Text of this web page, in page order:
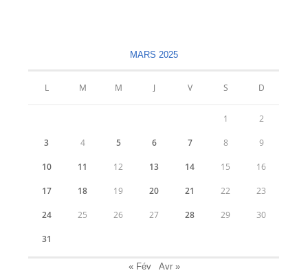
MARS 2025
L M M J V S D
1 2
3 4 5 6 7 8 9
10 11 12 13 14 15 16
17 18 19 20 21 22 23
24 25 26 27 28 29 30
31
« Fév Avr »